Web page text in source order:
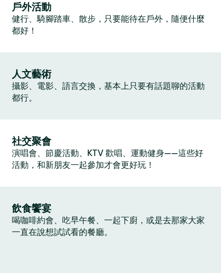
戶外活動
健行、騎腳踏車、散步，只要能待在戶外，隨便什麼
都好！
人文藝術
攝影、電影、語言交換，基本上只要有話題聊的活動
都行。
社交聚會
演唱會、節慶活動、KTV 歡唱、運動健身——這些好
活動，和新朋友一起參加才會更好玩！
飲食饗宴
喝咖啡約會、吃早午餐、一起下廚，或是去那家大家
一直在說想試試看的餐廳。